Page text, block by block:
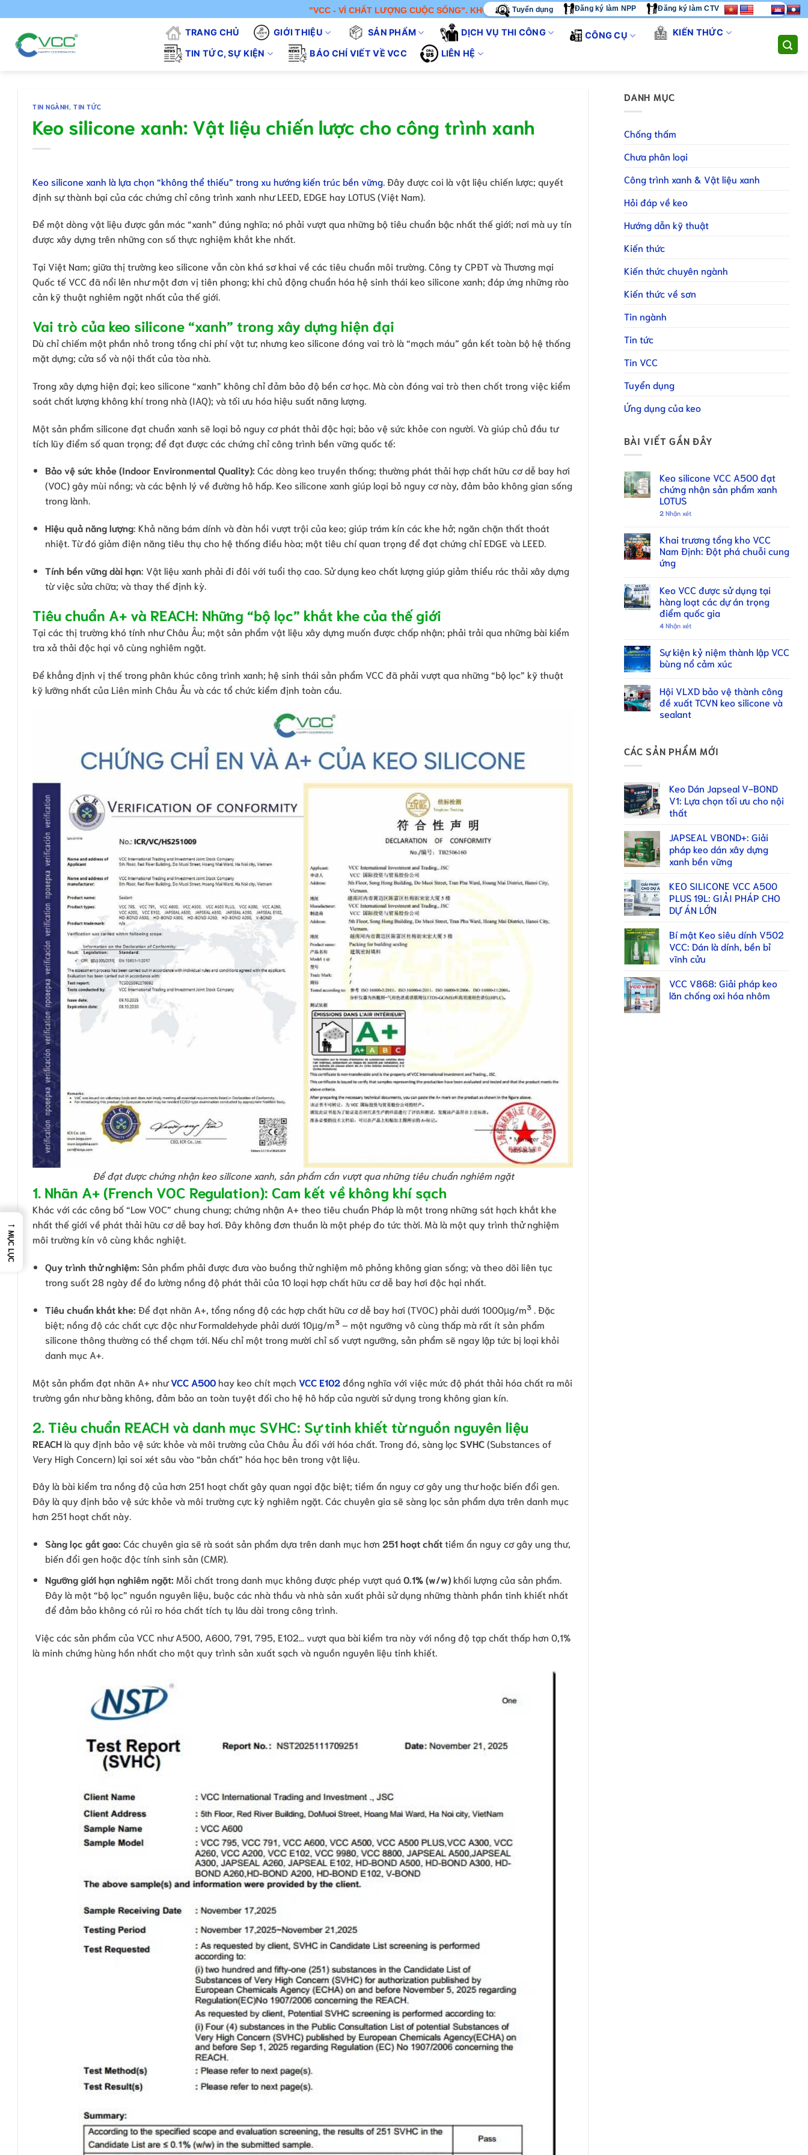
đến
dung
"VCC - VÌ CHẤT LƯỢNG CUỘC SỐNG". KHÔNG CHỈ BÁN SẢN PHẨM - CHÚNG TÔI CUNG CẤP GIẢI PHÁP THI CÔNG TOÀN DIỆN.
Tuyển dụng Đăng ký làm NPP Đăng ký làm CTV
TRANG CHỦ GIỚI THIỆU SẢN PHẨM DỊCH VỤ THI CÔNG CÔNG CỤ KIẾN THỨC
TIN TỨC, SỰ KIỆN BÁO CHÍ VIẾT VỀ VCC LIÊN HỆ
TIN NGÀNH,TIN TỨC
Keo silicone xanh: Vật liệu chiến lược cho công trình xanh
Keo silicone xanh là lựa chọn “không thể thiếu” trong xu hướng kiến trúc bền vững . Đây được coi là vật liệu chiến lược; quyết
định sự thành bại của các chứng chỉ công trình xanh như LEED, EDGE hay LOTUS (Việt Nam).
Để một dòng vật liệu được gắn mác “xanh” đúng nghĩa; nó phải vượt qua những bộ tiêu chuẩn bậc nhất thế giới; nơi mà uy tín
được xây dựng trên những con số thực nghiệm khắt khe nhất.
Tại Việt Nam; giữa thị trường keo silicone vẫn còn khá sơ khai về các tiêu chuẩn môi trường. Công ty CPĐT và Thương mại
Quốc tế VCC đã nổi lên như một đơn vị tiên phong; khi chủ động chuẩn hóa hệ sinh thái keo silicone xanh; đáp ứng những rào
cản kỹ thuật nghiêm ngặt nhất của thế giới.
Vai trò của keo silicone “xanh” trong xây dựng hiện đại
Dù chỉ chiếm một phần nhỏ trong tổng chi phí vật tư; nhưng keo silicone đóng vai trò là “mạch máu” gắn kết toàn bộ hệ thống
mặt dựng; cửa sổ và nội thất của tòa nhà.
Trong xây dựng hiện đại; keo silicone “xanh” không chỉ đảm bảo độ bền cơ học. Mà còn đóng vai trò then chốt trong việc kiểm
soát chất lượng không khí trong nhà (IAQ); và tối ưu hóa hiệu suất năng lượng.
Một sản phẩm silicone đạt chuẩn xanh sẽ loại bỏ nguy cơ phát thải độc hại; bảo vệ sức khỏe con người. Và giúp chủ đầu tư
tích lũy điểm số quan trọng; để đạt được các chứng chỉ công trình bền vững quốc tế:
Bảo vệ sức khỏe (Indoor Environmental Quality): Các dòng keo truyền thống; thường phát thải hợp chất hữu cơ dễ bay hơi
(VOC) gây mùi nồng; và các bệnh lý về đường hô hấp. Keo silicone xanh giúp loại bỏ nguy cơ này, đảm bảo không gian sống
trong lành.
Hiệu quả năng lượng: Khả năng bám dính và đàn hồi vượt trội của keo; giúp trám kín các khe hở; ngăn chặn thất thoát
nhiệt. Từ đó giảm điện năng tiêu thụ cho hệ thống điều hòa; một tiêu chí quan trọng để đạt chứng chỉ EDGE và LEED.
Tính bền vững dài hạn: Vật liệu xanh phải đi đôi với tuổi thọ cao. Sử dụng keo chất lượng giúp giảm thiểu rác thải xây dựng
từ việc sửa chữa; và thay thế định kỳ.
Tiêu chuẩn A+ và REACH: Những “bộ lọc” khắt khe của thế giới
Tại các thị trường khó tính như Châu Âu; một sản phẩm vật liệu xây dựng muốn được chấp nhận; phải trải qua những bài kiểm
tra xả thải độc hại vô cùng nghiêm ngặt.
Để khẳng định vị thế trong phân khúc công trình xanh; hệ sinh thái sản phẩm VCC đã phải vượt qua những “bộ lọc” kỹ thuật
kỹ lưỡng nhất của Liên minh Châu Âu và các tổ chức kiểm định toàn cầu.
Để đạt được chứng nhận keo silicone xanh, sản phẩm cần vượt qua những tiêu chuẩn nghiêm ngặt
1. Nhãn A+ (French VOC Regulation): Cam kết về không khí sạch
Khác với các công bố “Low VOC” chung chung; chứng nhận A+ theo tiêu chuẩn Pháp là một trong những sát hạch khắt khe
nhất thế giới về phát thải hữu cơ dễ bay hơi. Đây không đơn thuần là một phép đo tức thời. Mà là một quy trình thử nghiệm
môi trường kín vô cùng khắc nghiệt.
Quy trình thử nghiệm: Sản phẩm phải được đưa vào buồng thử nghiệm mô phỏng không gian sống; và theo dõi liên tục
trong suốt 28 ngày để đo lường nồng độ phát thải của 10 loại hợp chất hữu cơ dễ bay hơi độc hại nhất.
Tiêu chuẩn khắt khe: Để đạt nhãn A+, tổng nồng độ các hợp chất hữu cơ dễ bay hơi (TVOC) phải dưới 1000µg/m³ . Đặc
biệt; nồng độ các chất cực độc như Formaldehyde phải dưới 10µg/m³ – một ngưỡng vô cùng thấp mà rất ít sản phẩm
silicone thông thường có thể chạm tới. Nếu chỉ một trong mười chỉ số vượt ngưỡng, sản phẩm sẽ ngay lập tức bị loại khỏi
danh mục A+.
Một sản phẩm đạt nhãn A+ nhưVCC A500hay keo chít mạch VCC E102đồng nghĩa với việc mức độ phát thải hóa chất ra môi
trường gần như bằng không, đảm bảo an toàn tuyệt đối cho hệ hô hấp của người sử dụng trong không gian kín.
2. Tiêu chuẩn REACH và danh mục SVHC: Sự tinh khiết từ nguồn nguyên liệu
REACHlà quy định bảo vệ sức khỏe và môi trường của Châu Âu đối với hóa chất. Trong đó, sàng lọc SVHC(Substances of
Very High Concern) lại soi xét sâu vào “bản chất” hóa học bên trong vật liệu.
Đây là bài kiểm tra nồng độ của hơn 251 hoạt chất gây quan ngại đặc biệt; tiềm ẩn nguy cơ gây ung thư hoặc biến đổi gen.
Đây là quy định bảo vệ sức khỏe và môi trường cực kỳ nghiêm ngặt. Các chuyên gia sẽ sàng lọc sản phẩm dựa trên danh mục
hơn 251 hoạt chất này.
Sàng lọc gắt gao: Các chuyên gia sẽ rà soát sản phẩm dựa trên danh mục hơn 251 hoạt chấttiềm ẩn nguy cơ gây ung thư,
biến đổi gen hoặc độc tính sinh sản (CMR).
Ngưỡng giới hạn nghiêm ngặt: Mỗi chất trong danh mục không được phép vượt quá 0.1% (w/w)khối lượng của sản phẩm.
Đây là một “bộ lọc” nguồn nguyên liệu, buộc các nhà thầu và nhà sản xuất phải sử dụng những thành phần tinh khiết nhất
để đảm bảo không có rủi ro hóa chất tích tụ lâu dài trong công trình.
Việc các sản phẩm của VCC như A500, A600, 791, 795, E102… vượt qua bài kiểm tra này với nồng độ tạp chất thấp hơn 0,1%
là minh chứng hùng hồn nhất cho một quy trình sản xuất sạch và nguồn nguyên liệu tinh khiết.
DANH MỤC
Chống thấm
Chưa phân loại
Công trình xanh & Vật liệu xanh
Hỏi đáp về keo
Hướng dẫn kỹ thuật
Kiến thức
Kiến thức chuyên ngành
Kiến thức về sơn
Tin ngành
Tin tức
Tin VCC
Tuyển dụng
Ứng dụng của keo
BÀI VIẾT GẦN ĐÂY
Keo silicone VCC A500 đạt
chứng nhận sản phẩm xanh
LOTUS
2 Nhận xét
Khai trương tổng kho VCC
Nam Định: Đột phá chuỗi cung
ứng
Keo VCC được sử dụng tại
hàng loạt các dự án trọng
điểm quốc gia
4 Nhận xét
Sự kiện kỷ niệm thành lập VCC
bùng nổ cảm xúc
Hội VLXD bảo vệ thành công
đề xuất TCVN keo silicone và
sealant
CÁC SẢN PHẨM MỚI
Keo Dán Japseal V-BOND
V1: Lựa chọn tối ưu cho nội
thất
JAPSEAL VBOND+: Giải
pháp keo dán xây dựng
xanh bền vững
KEO SILICONE VCC A500
PLUS 19L: GIẢI PHÁP CHO
DỰ ÁN LỚN
Bí mật Keo siêu dính V502
VCC: Dán là dính, bền bỉ
vĩnh cửu
VCC V868: Giải pháp keo
lăn chống oxi hóa nhôm
→
MỤC LỤC